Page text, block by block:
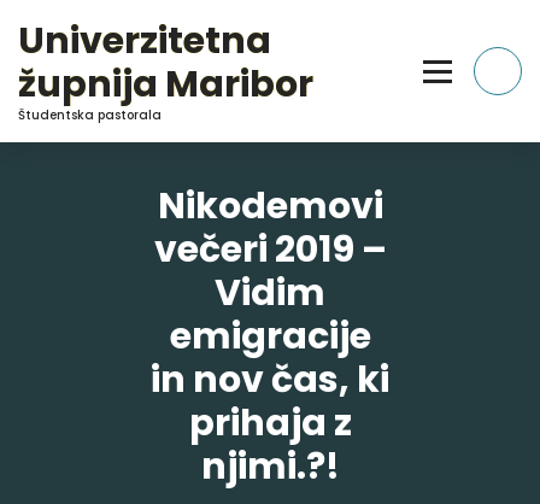
Content
Univerzitetna
župnija Maribor
Študentska pastorala
Nikodemovi
večeri 2019 –
Vidim
emigracije
in nov čas, ki
prihaja z
njimi.?!